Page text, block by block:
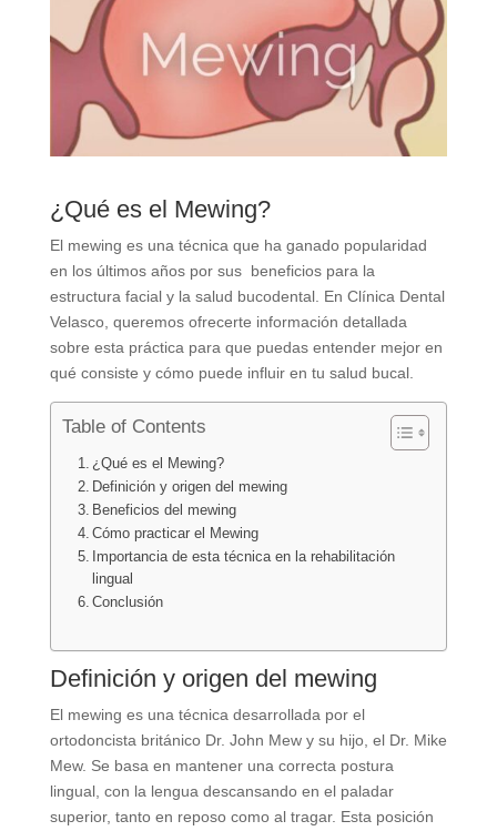
¿Qué es el Mewing?
El mewing es una técnica que ha ganado popularidad
en los últimos años por sus beneficios para la
estructura facial y la salud bucodental. En Clínica Dental
Velasco, queremos ofrecerte información detallada
sobre esta práctica para que puedas entender mejor en
qué consiste y cómo puede influir en tu salud bucal.
Table of Contents
¿Qué es el Mewing?
Definición y origen del mewing
Beneficios del mewing
Cómo practicar el Mewing
Importancia de esta técnica en la rehabilitación
lingual
Conclusión
Definición y origen del mewing
El mewing es una técnica desarrollada por el
ortodoncista británico Dr. John Mew y su hijo, el Dr. Mike
Mew. Se basa en mantener una correcta postura
lingual, con la lengua descansando en el paladar
superior, tanto en reposo como al tragar. Esta posición